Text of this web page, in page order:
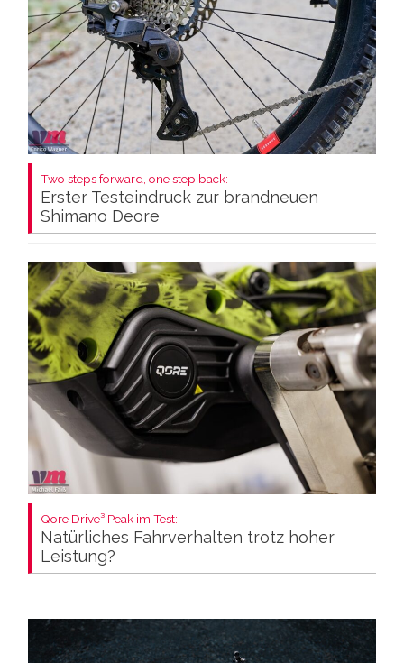
Two steps forward, one step back:
Erster Testeindruck zur brandneuen
Shimano Deore
Qore Drive³ Peak im Test:
Natürliches Fahrverhalten trotz hoher
Leistung?